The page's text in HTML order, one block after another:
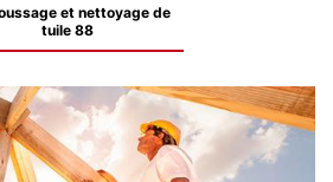
et nettoyage de
tuile 88